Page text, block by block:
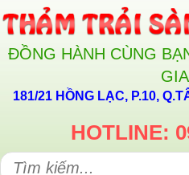
ĐỒNG HÀNH CÙNG
181/21 HỒNG LẠC, P.10,
HOTLINE: